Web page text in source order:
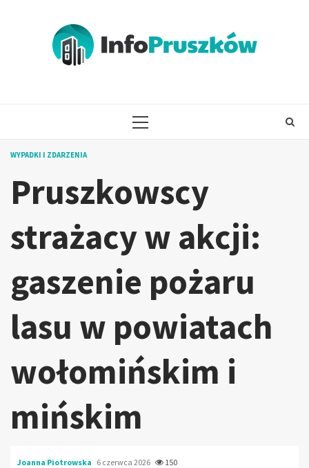
PRIMARY
WYPADKI I ZDARZENIA
Pruszkowscy
strażacy w akcji:
gaszenie pożaru
lasu w powiatach
wołomińskim i
mińskim
Joanna Piotrowska 6 czerwca 2026 150